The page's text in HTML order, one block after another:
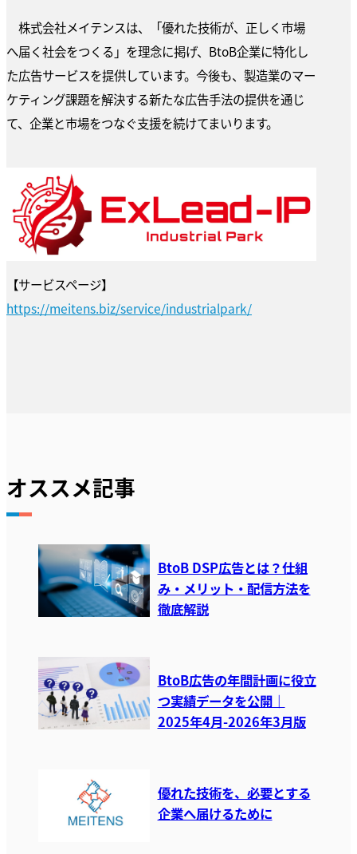
株式会社メイテンスは、「優れた技術が、正しく市場
へ届く社会をつくる」を理念に掲げ、BtoB企業に特化し
た広告サービスを提供しています。今後も、製造業のマー
ケティング課題を解決する新たな広告手法の提供を通じ
て、企業と市場をつなぐ支援を続けてまいります。
【サービスページ】
https://meitens.biz/service/industrialpark/
オススメ記事
BtoB DSP広告とは？仕組
み・メリット・配信方法を
徹底解説
BtoB広告の年間計画に役立
つ実績データを公開｜
2025年4月-2026年3月版
優れた技術を、必要とする
企業へ届けるために